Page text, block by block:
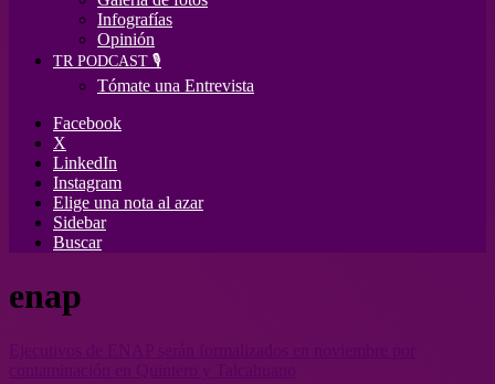
Infografías
Opinión
TR PODCAST 🎙️
Tómate una Entrevista
Facebook
X
LinkedIn
Instagram
Elige una nota al azar
Sidebar
Buscar
enap